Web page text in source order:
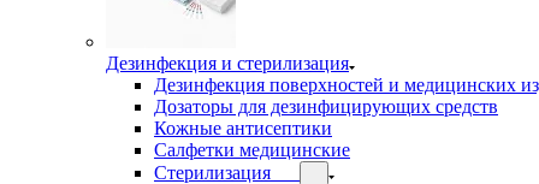
Дезинфекция и стерилизация
Дезинфекция поверхностей и медицинских
Дозаторы для дезинфицирующих средств
Кожные антисептики
Салфетки медицинские
Стерилизация